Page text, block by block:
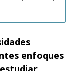
enfoques